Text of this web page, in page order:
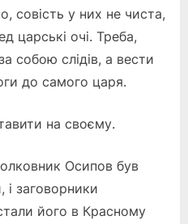
совість у них не чиста,
царські очі. Треба,
собою слідів, а вести
до самого царя.
на своєму.
Осипов був
заговорники
його в Красному